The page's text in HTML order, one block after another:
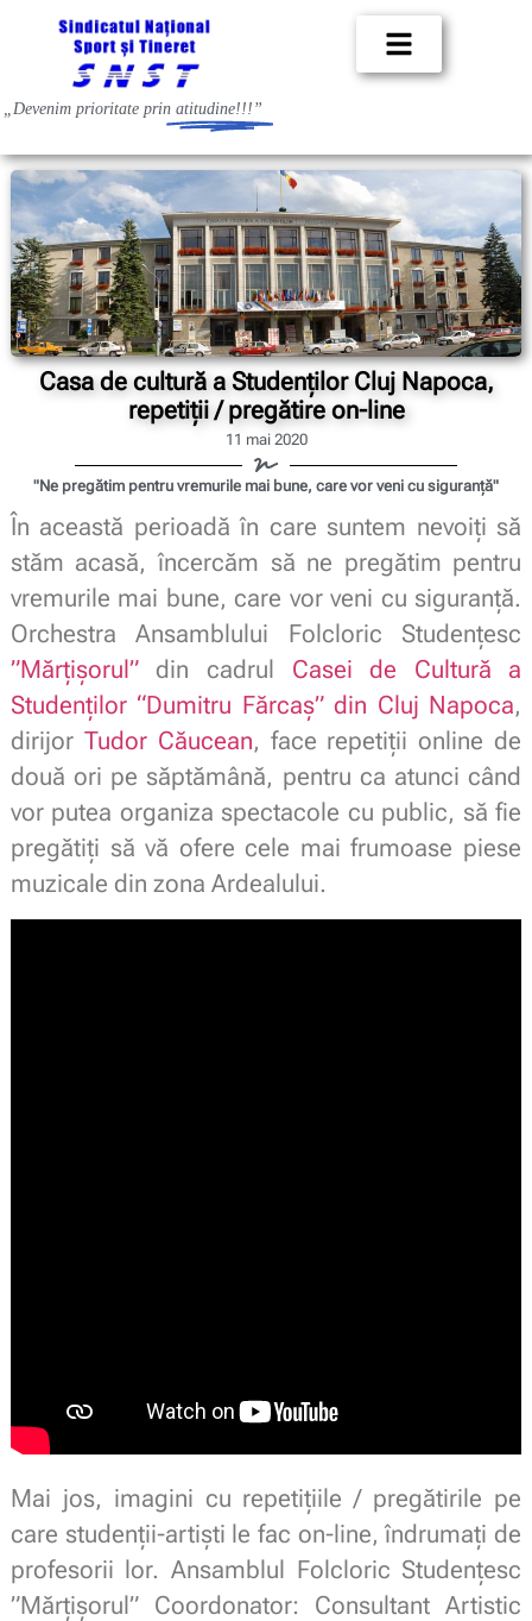
„Devenim prioritate prin atitudine!!!”
Casa de cultură a Studenților Cluj Napoca,
repetiții / pregătire on-line
11 mai 2020
"Ne pregătim pentru vremurile mai bune, care vor veni cu siguranță"
În această perioadă în care suntem nevoiți să
stăm acasă, încercăm să ne pregătim pentru
vremurile mai bune, care vor veni cu siguranță.
Orchestra Ansamblului Folcloric Studențesc
”Mărțișorul”din cadrul Casei de Cultură a
Studenților “Dumitru Fărcaș” din Cluj Napoca,
dirijor Tudor Căucean, face repetiții online de
două ori pe săptămână, pentru ca atunci când
vor putea organiza spectacole cu public, să fie
pregătiți să vă ofere cele mai frumoase piese
muzicale din zona Ardealului.
Mai jos, imagini cu repetițiile / pregătirile pe
care studenții-artiști le fac on-line, îndrumați de
profesorii lor. Ansamblul Folcloric Studenţesc
”Mărţişorul” Coordonator: Consultant Artistic